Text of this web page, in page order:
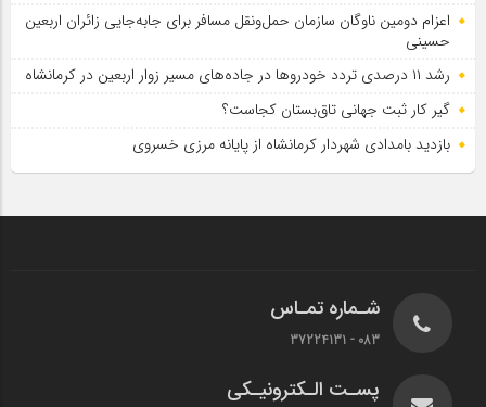
اعزام دومین ناوگان سازمان حمل‌ونقل مسافر برای جابه‌جایی زائران اربعین
حسینی
رشد ۱۱ درصدی تردد خودروها در جاده‌های مسیر زوار اربعین در کرمانشاه
گیر کار ثبت جهانی تاق‌بستان کجاست؟
بازدید بامدادی شهردار کرمانشاه از پایانه مرزی خسروی
شـماره تمـاس
083 - 37224131
پسـت الـکترونیـکی